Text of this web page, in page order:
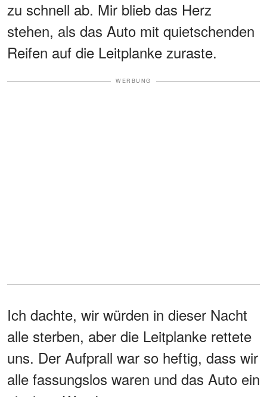
zu schnell ab. Mir blieb das Herz
stehen, als das Auto mit quietschenden
Reifen auf die Leitplanke zuraste.
WERBUNG
Ich dachte, wir würden in dieser Nacht
alle sterben, aber die Leitplanke rettete
uns. Der Aufprall war so heftig, dass wir
alle fassungslos waren und das Auto ein